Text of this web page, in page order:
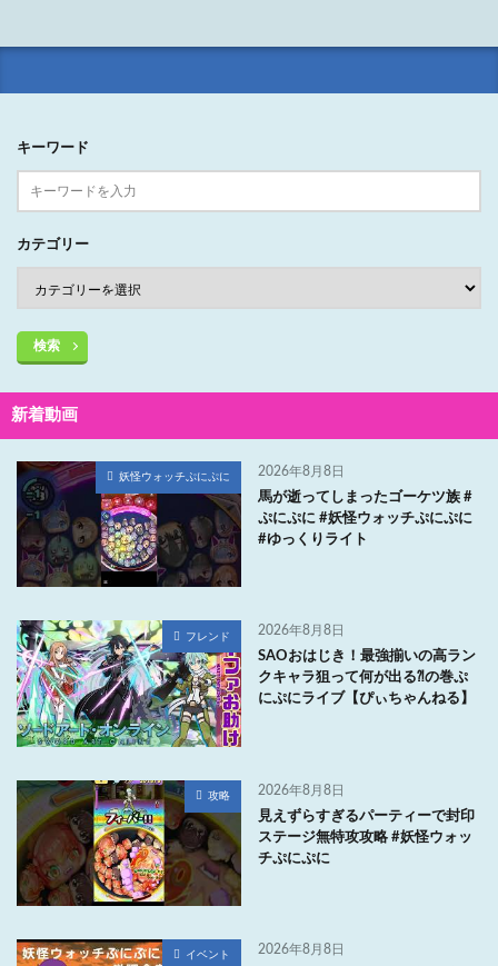
キーワード
カテゴリー
検索
新着動画
妖怪ウォッチぷにぷに 2026年8月8日
馬が逝ってしまったゴーケツ族 #
ぷにぷに #妖怪ウォッチぷにぷに
#ゆっくりライト
フレンド 2026年8月8日
SAOおはじき！最強揃いの高ラン
クキャラ狙って何が出る⁈の巻ぷ
にぷにライブ【ぴぃちゃんねる】
攻略 2026年8月8日
見えずらすぎるパーティーで封印
ステージ無特攻攻略 #妖怪ウォッ
チぷにぷに
イベント 2026年8月8日